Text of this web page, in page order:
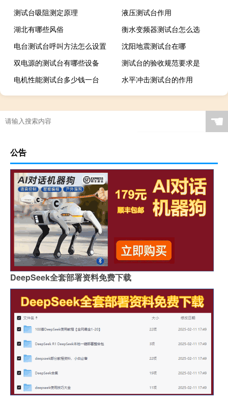
测试台吸阻测定原理
液压测试台作用
湖北有哪些风俗
衡水变频器测试台怎么选
电台测试台呼叫方法怎么设置
沈阳地震测试台在哪
双电源的测试台有哪些设备
测试台的验收规范要求是
电机性能测试台多少钱一台
水平冲击测试台的作用
☚
公告
DeepSeek全套部署资料免费下载